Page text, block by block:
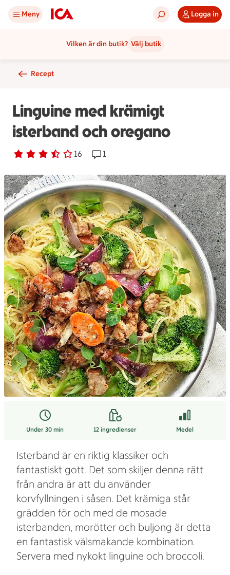
Meny Logga in
Vilken är din butik? Välj butik
Recept
Linguine med krämigt
isterband och oregano
Betyg 3.4 av 5. 16
16 personer har röstatReceptet har 1 kommentarer
1
Under 30 min 12 ingredienser Medel
Isterband är en riktig klassiker och
fantastiskt gott. Det som skiljer denna rätt
från andra är att du använder
korvfyllningen i såsen. Det krämiga står
grädden för och med de mosade
isterbanden, morötter och buljong är detta
en fantastisk välsmakande kombination.
Servera med nykokt linguine och broccoli.